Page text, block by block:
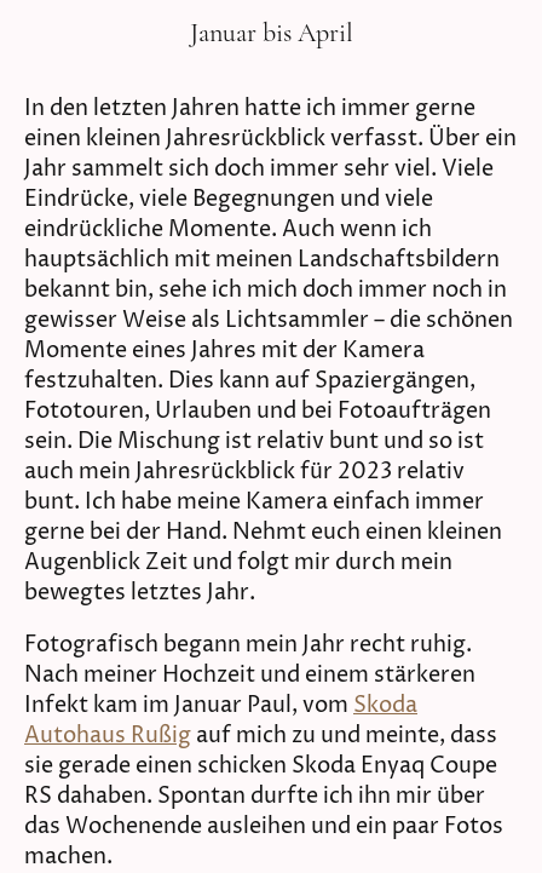
Januar bis April
In den letzten Jahren hatte ich immer gerne
einen kleinen Jahresrückblick verfasst. Über ein
Jahr sammelt sich doch immer sehr viel. Viele
Eindrücke, viele Begegnungen und viele
eindrückliche Momente. Auch wenn ich
hauptsächlich mit meinen Landschaftsbildern
bekannt bin, sehe ich mich doch immer noch in
gewisser Weise als Lichtsammler – die schönen
Momente eines Jahres mit der Kamera
festzuhalten. Dies kann auf Spaziergängen,
Fototouren, Urlauben und bei Fotoaufträgen
sein. Die Mischung ist relativ bunt und so ist
auch mein Jahresrückblick für 2023 relativ
bunt. Ich habe meine Kamera einfach immer
gerne bei der Hand. Nehmt euch einen kleinen
Augenblick Zeit und folgt mir durch mein
bewegtes letztes Jahr.
Fotografisch begann mein Jahr recht ruhig.
Nach meiner Hochzeit und einem stärkeren
Infekt kam im Januar Paul, vom Skoda
Autohaus Rußig auf mich zu und meinte, dass
sie gerade einen schicken Skoda Enyaq Coupe
RS dahaben. Spontan durfte ich ihn mir über
das Wochenende ausleihen und ein paar Fotos
machen.